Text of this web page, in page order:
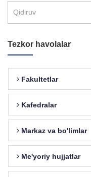
Tezkor havolalar
Fakultetlar
Kafedralar
Markaz va bo'limlar
Me'yoriy hujjatlar